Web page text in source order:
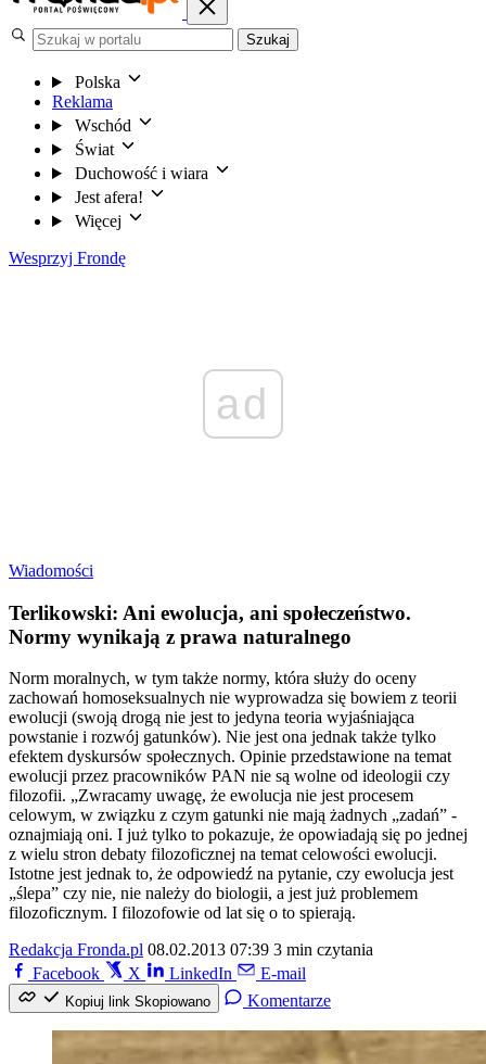
Szukaj
Polska
Reklama
Wschód
Świat
Duchowość i wiara
Jest afera!
Więcej
Wesprzyj Frondę
ad
Wiadomości
Terlikowski: Ani ewolucja, ani społeczeństwo.
Normy wynikają z prawa naturalnego
Norm moralnych, w tym także normy, która służy do oceny
zachowań homoseksualnych nie wyprowadza się bowiem z teorii
ewolucji (swoją drogą nie jest to jedyna teoria wyjaśniająca
powstanie i rozwój gatunków). Nie jest ona jednak także tylko
efektem dyskursów społecznych. Opinie przedstawione na temat
ewolucji przez pracowników PAN nie są wolne od ideologii czy
filozofii. „Zwracamy uwagę, że ewolucja nie jest procesem
celowym, w związku z czym gatunki nie mają żadnych „zadań” -
oznajmiają oni. I już tylko to pokazuje, że opowiadają się po jednej
z wielu stron debaty filozoficznej na temat celowości ewolucji.
Istotne jest jednak to, że odpowiedź na pytanie, czy ewolucja jest
„ślepa” czy nie, nie należy do biologii, a jest już problemem
filozoficznym. I filozofowie od lat się o to spierają.
Redakcja Fronda.pl 08.02.2013 07:39 3 min czytania
Facebook
X LinkedIn E-mail
Kopiuj link Skopiowano Komentarze